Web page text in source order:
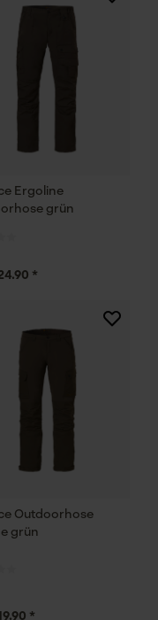
Ergoline
grün
*
Outdoorhose
grün
*